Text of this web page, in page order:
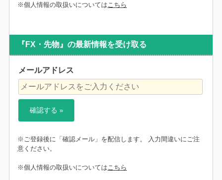
※個人情報の取扱いについては こちら
『FX・先物』の最新情報を受け取る
メールアドレス
※ご登録後に「確認メール」を配信します。 入力間違いにご注
意ください。
※個人情報の取扱いについてはこちら